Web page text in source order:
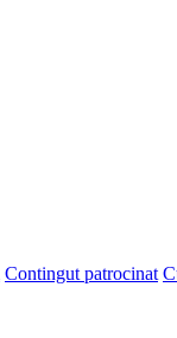
Contingut patrocinat